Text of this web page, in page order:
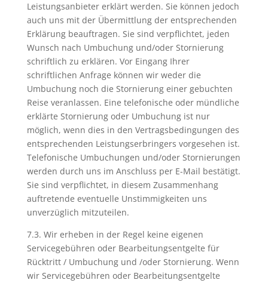
Leistungsanbieter erklärt werden. Sie können jedoch
auch uns mit der Übermittlung der entsprechenden
Erklärung beauftragen. Sie sind verpflichtet, jeden
Wunsch nach Umbuchung und/oder Stornierung
schriftlich zu erklären. Vor Eingang Ihrer
schriftlichen Anfrage können wir weder die
Umbuchung noch die Stornierung einer gebuchten
Reise veranlassen. Eine telefonische oder mündliche
erklärte Stornierung oder Umbuchung ist nur
möglich, wenn dies in den Vertragsbedingungen des
entsprechenden Leistungserbringers vorgesehen ist.
Telefonische Umbuchungen und/oder Stornierungen
werden durch uns im Anschluss per E-Mail bestätigt.
Sie sind verpflichtet, in diesem Zusammenhang
auftretende eventuelle Unstimmigkeiten uns
unverzüglich mitzuteilen.
7.3. Wir erheben in der Regel keine eigenen
Servicegebühren oder Bearbeitungsentgelte für
Rücktritt / Umbuchung und /oder Stornierung. Wenn
wir Servicegebühren oder Bearbeitungsentgelte